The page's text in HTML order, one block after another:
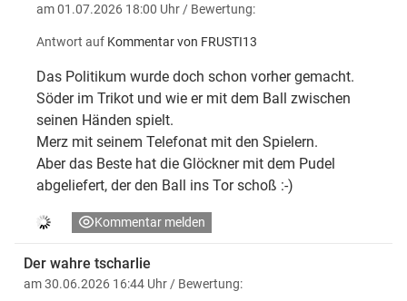
am 01.07.2026 18:00 Uhr / Bewertung:
Antwort auf Kommentar von FRUSTI13
Das Politikum wurde doch schon vorher gemacht.
Söder im Trikot und wie er mit dem Ball zwischen
seinen Händen spielt.
Merz mit seinem Telefonat mit den Spielern.
Aber das Beste hat die Glöckner mit dem Pudel
abgeliefert, der den Ball ins Tor schoß :-)
Kommentar melden
Der wahre tscharlie
am 30.06.2026 16:44 Uhr / Bewertung: